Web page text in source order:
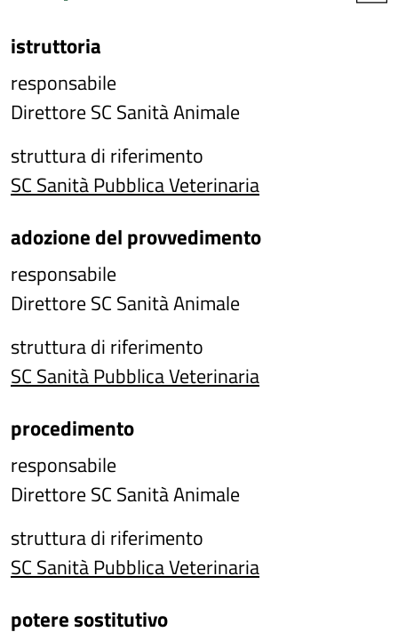
istruttoria
responsabile
Direttore SC Sanità Animale
struttura di riferimento
SC Sanità Pubblica Veterinaria
adozione del provvedimento
responsabile
Direttore SC Sanità Animale
struttura di riferimento
SC Sanità Pubblica Veterinaria
procedimento
responsabile
Direttore SC Sanità Animale
struttura di riferimento
SC Sanità Pubblica Veterinaria
potere sostitutivo